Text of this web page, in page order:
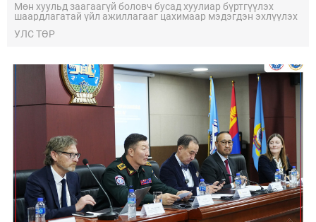
Мөн хуульд заагаагүй боловч бусад хуулиар бүртгүүлэх
шаардлагатай үйл ажиллагааг цахимаар мэдэгдэн эхлүүлэх
өглөө.
УЛС ТӨР